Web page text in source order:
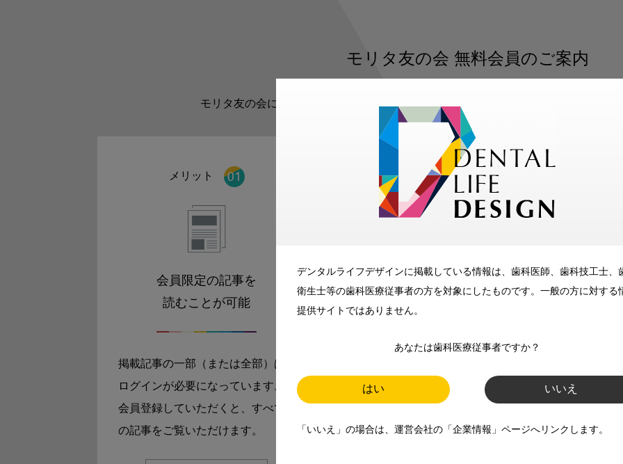
デンタルライフデザインに掲載している情報は、歯科医師、歯科技工士、
衛生士等の歯科医療従事者の方を対象にしたものです。一般の方に対する
提供サイトではありません。
あなたは歯科医療従事者ですか？
はい いいえ
「いいえ」の場合は、運営会社の「企業情報」ページへリンクします。
モリタ友の会 無料会員のご案内
モリタ友の会に登録いただくと、デンタルライフデザインをもっと便利にご利用い
メリット
会員限定の記事を
読むことが可能
掲載記事の一部（または全部）は
ログインが必要になっています。
会員登録していただくと、すべて
の記事をご覧いただけます。
メリット
メールマガジンでお届け
師、歯科衛生士、歯科技工士）に
お届けします。